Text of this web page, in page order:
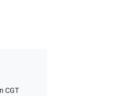
CGT